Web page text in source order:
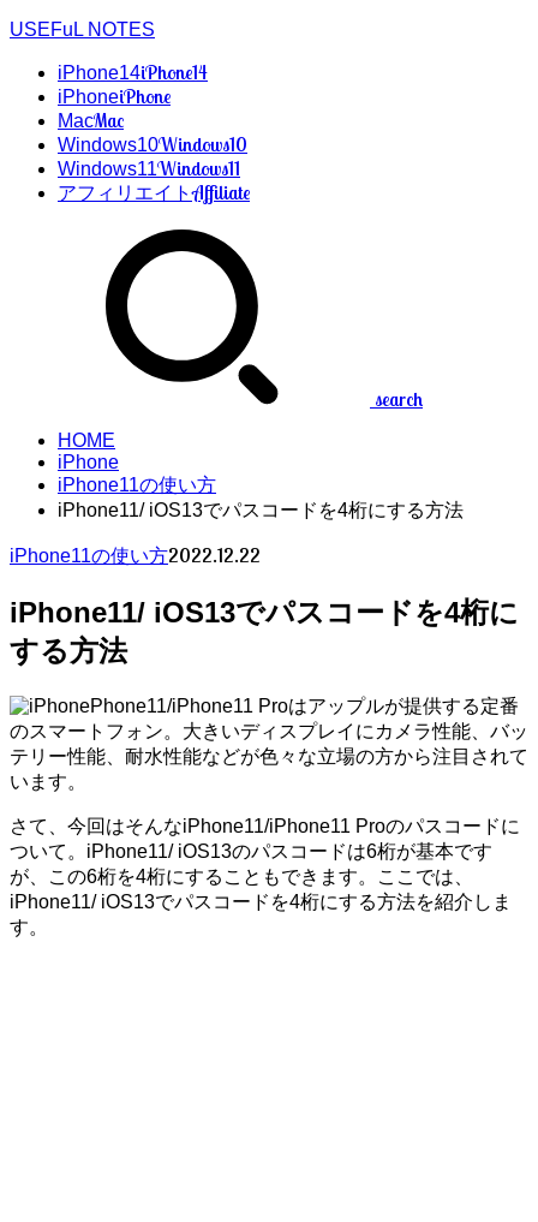
USEFuL NOTES
iPhone14iPhone14
iPhoneiPhone
MacMac
Windows10Windows10
Windows11Windows11
アフィリエイトAffiliate
search
HOME
iPhone
iPhone11の使い方
iPhone11/ iOS13でパスコードを4桁にする方法
iPhone11の使い方2022.12.22
iPhone11/ iOS13でパスコードを4桁に
する方法
Phone11/iPhone11 Proはアップルが提供する定番
のスマートフォン。大きいディスプレイにカメラ性能、バッ
テリー性能、耐水性能などが色々な立場の方から注目されて
います。
さて、今回はそんなiPhone11/iPhone11 Proのパスコードに
ついて。iPhone11/ iOS13のパスコードは6桁が基本です
が、この6桁を4桁にすることもできます。ここでは、
iPhone11/ iOS13でパスコードを4桁にする方法を紹介しま
す。